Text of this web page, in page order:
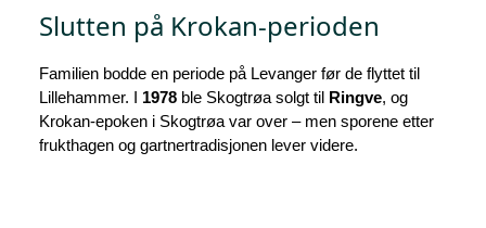
Slutten på Krokan-perioden
Familien bodde en periode på Levanger før de flyttet til
Lillehammer. I 1978 ble Skogtrøa solgt til Ringve, og
Krokan‑epoken i Skogtrøa var over – men sporene etter
frukthagen og gartnertradisjonen lever videre.